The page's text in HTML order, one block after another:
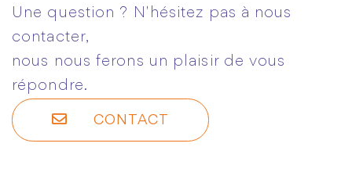
Une question ? N'hésitez pas à nous
contacter,
nous nous ferons un plaisir de vous
répondre.
CONTACT